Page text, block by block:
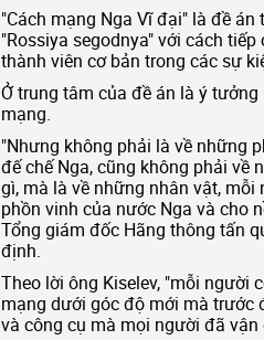
"Cách mạng Nga Vĩ đại" là đề
"Rossiya segodnya" với cách
thành viên cơ bản trong các sự
Ở trung tâm của đề án là ý
mạng.
"Nhưng không phải là về những
đế chế Nga, cũng không phải
gì, mà là về những nhân vật,
phồn vinh của nước Nga và cho
Tổng giám đốc Hãng thông tấn
định.
Theo lời ông Kiselev, "mỗi người
mạng dưới góc độ mới mà trước
và công cụ mà mọi người đã vận